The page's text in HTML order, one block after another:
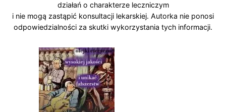
działań o charakterze leczniczym
i nie mogą zastąpić konsultacji lekarskiej. Autorka nie ponosi
odpowiedzialności za skutki wykorzystania tych informacji.